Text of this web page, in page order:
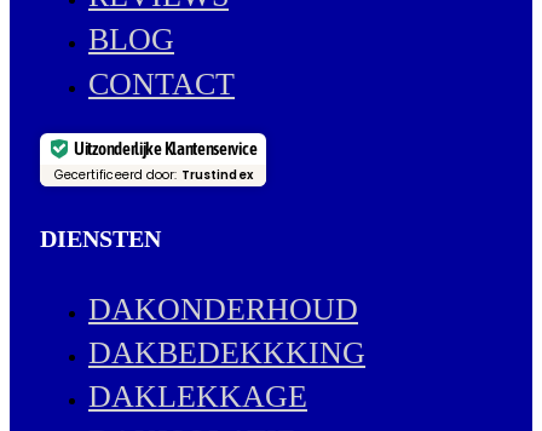
BLOG
CONTACT
Uitzonderlijke Klantenservice
Gecertificeerd door: Trustindex
DIENSTEN
DAKONDERHOUD
DAKBEDEKKKING
DAKLEKKAGE